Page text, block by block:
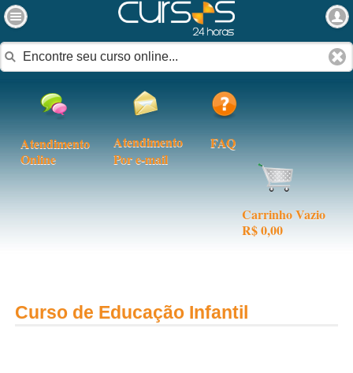
Atendimento
Online
Atendimento
Por e-mail
FAQ
Carrinho Vazio
R$ 0,00
Curso de Educação Infantil